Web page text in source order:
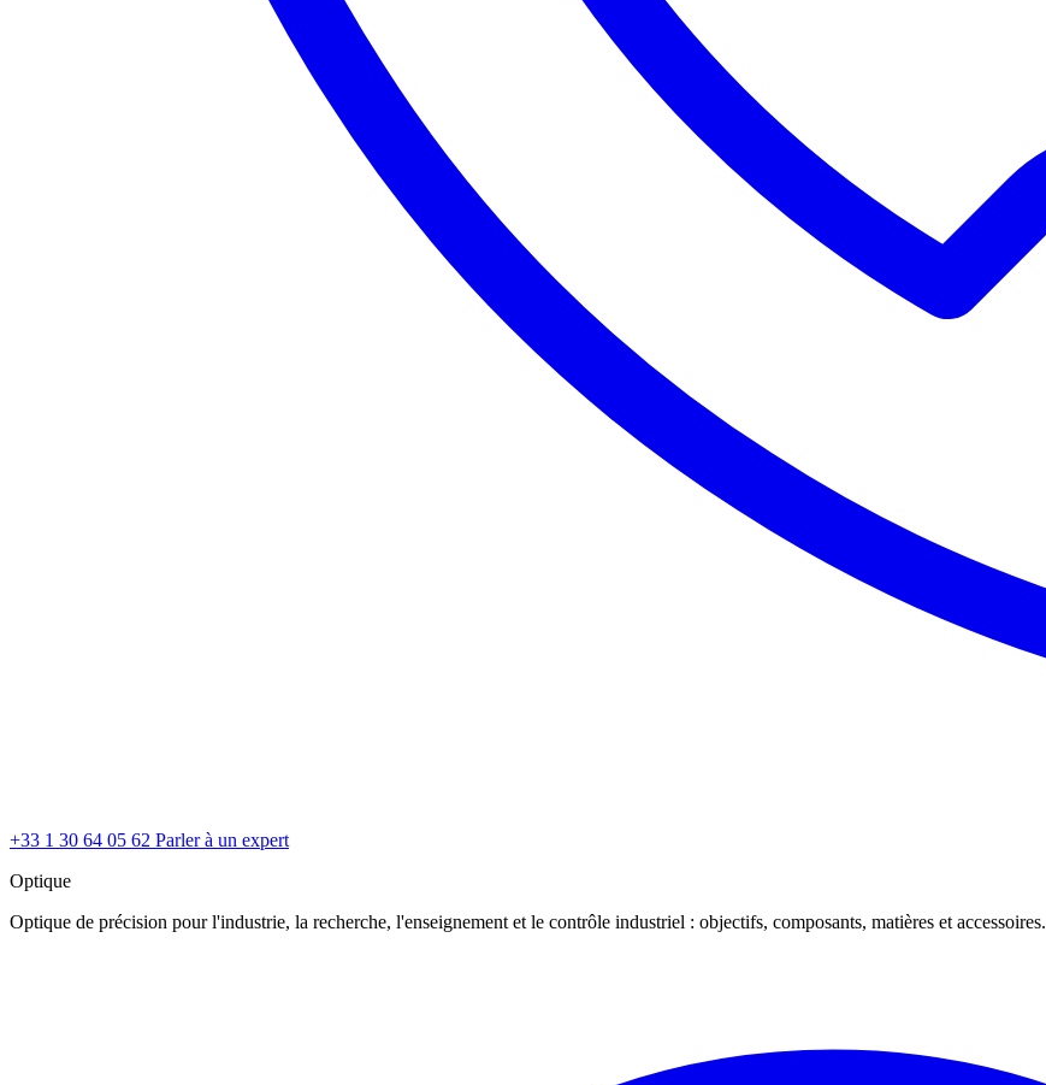
+33 1 30 64 05 62 Parler à un expert
Optique
Optique de précision pour l'industrie, la recherche, l'enseignement et le contrôle industriel : objectifs, composants, matières et accessoires.